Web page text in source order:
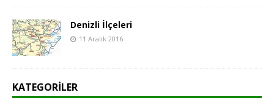
Denizli İlçeleri
11 Aralık 2016
KATEGORILER